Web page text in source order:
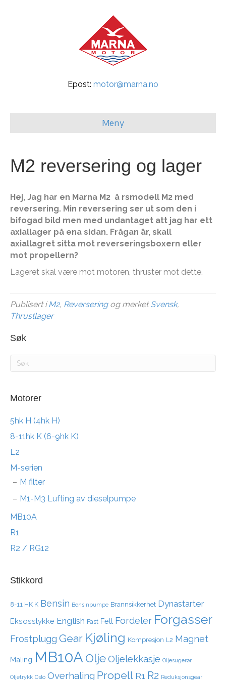
Epost: motor@marna.no
Meny
M2 reversering og lager
Hej, Jag har en Marna M2 å rsmodell M2 med
reversering. Min reversering ser ut som den i
bifogad bild men med undantaget att jag har ett
axiallager på ena sidan. Frågan är, skall
axiallagret sitta mot reverseringsboxern eller
mot propellern?
Lageret skal være mot motoren, thruster mot dette.
Publisert iM2, Reverseringog merketSvensk,
Thrustlager
Søk
Motorer
5hk H (4hk H)
8-11hk K (6-9hk K)
L2
M-serien
M filter
M1-M3 Lufting av dieselpumpe
MB10A
R1
R2 / RG12
Stikkord
8-11 HK K Bensin Bensinpumpe Brannsikkerhet Dynastarter
Eksosstykke English Fast Fett Fordeler Forgasser
Frostplugg Gear Kjøling Kompresjon L2 Magnet
Maling MB10AOljeOljelekkasje Oljesugerør
Oljetrykk Oslo Overhaling Propell R1 R2 Reduksjonsgear